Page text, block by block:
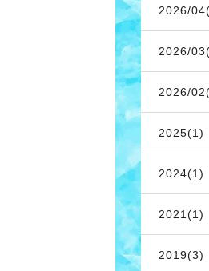
2026/
2026/
2026/
2025(1)
2024(1)
2021(1)
2019(3)